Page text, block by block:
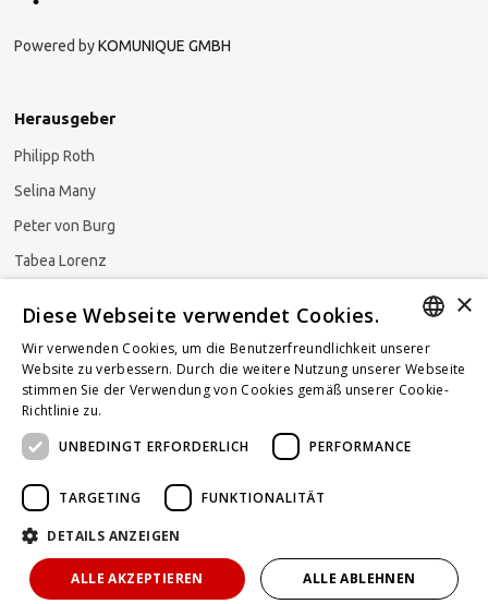
Powered byKOMUNIQUE GMBH
Herausgeber
Philipp Roth
Selina Many
Peter von Burg
Tabea Lorenz
Newsletter abonnieren
Powered by KOMUNIQUE
hello@taxlawblog.ch
IMPRESSUM
DATENSCHUTZ HAFTUNGSAUSSCHLUSS
GERMAN
FRENCH
×
Diese Webseite verwendet Cookies.
Wir verwenden Cookies, um die Benutzerfreundlichkeit unserer
Website zu verbessern. Durch die weitere Nutzung unserer Webseite
stimmen Sie der Verwendung von Cookies gemäß unserer Cookie-
Richtlinie zu.
UNBEDINGT ERFORDERLICH
PERFORMANCE
TARGETING FUNKTIONALITÄT
DETAILS ANZEIGEN
ALLE AKZEPTIEREN ALLE ABLEHNEN